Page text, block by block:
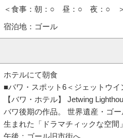
その後、専用車にてゴールへ(約2
チェックイン後、ライトハウス ホ
ホテルにて朝食
■バワ・スポット6＜ジェットウイ
【バワ・ホテル】 Jetwing